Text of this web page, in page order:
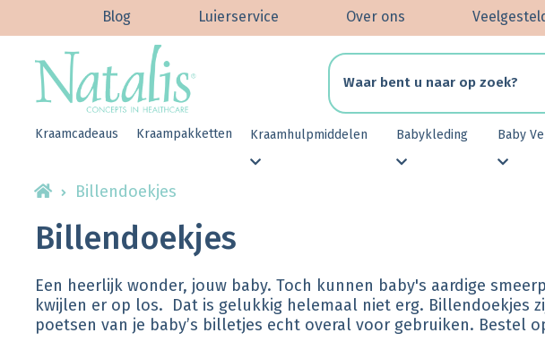
Over ons
Luierservice
Blog
Kraamcadeaus Kraampakketten Kraamhulpmiddelen Babykleding Baby
Billendoekjes
Billendoekjes
Een heerlijk wonder, jouw baby. Toch kunnen baby's aardige
kwijlen er op los. Dat is gelukkig helemaal niet erg. Billendoekjes
poetsen van je baby’s billetjes echt overal voor gebruiken. Bestel